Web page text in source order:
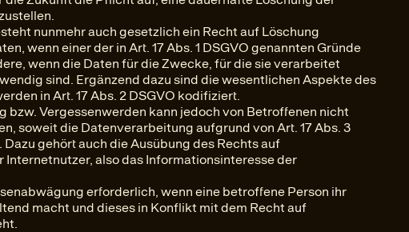
nunmehr auch gesetzlich ein Recht auf Löschung
wenn einer der in Art. 17 Abs. 1 DSGVO genannten Gründe
wenn die Daten für die Zwecke, für die sie verarbeitet
sind. Ergänzend dazu sind die wesentlichen Aspekte des
in Art. 17 Abs. 2 DSGVO kodifiziert.
bzw. Vergessenwerden kann jedoch von Betroffenen nicht
soweit die Datenverarbeitung aufgrund von Art. 17 Abs. 3
gehört auch die Ausübung des Rechts auf
also das Informationsinteresse der
erforderlich, wenn eine betroffene Person ihr
macht und dieses in Konflikt mit dem Recht auf